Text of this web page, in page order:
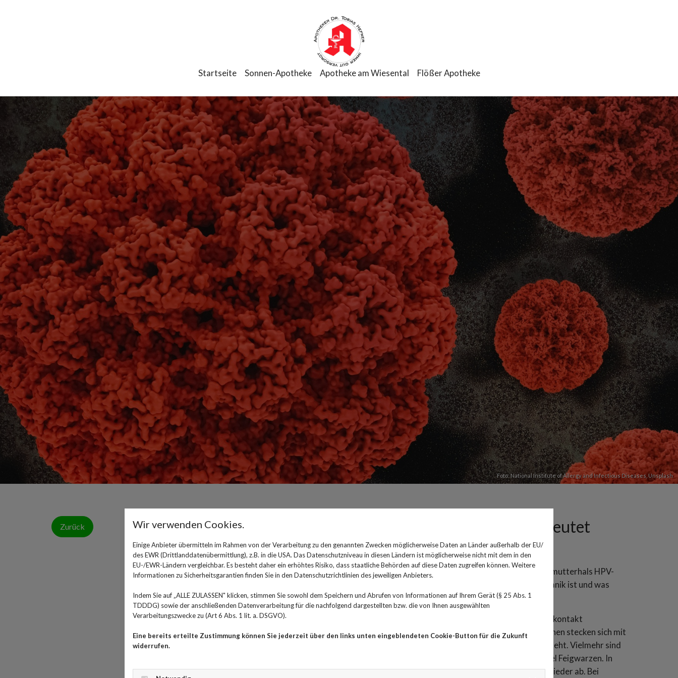
Startseite Sonnen-Apotheke Apotheke am Wiesental Flößer Apotheke
Foto:National Institute of Allergy and Infectious Diseases Unsplash
Zurück Ist es Krebs? Was ein positiver HPV-Test bedeutet
23. Oktober 2024
Bei der Routinekontrolle zur Früherkennung werden beim Pap-Abstrich am Gebärmutterhals HPV-
Viren festgestellt - und nun? Warum ein positiver HPV-Test noch kein Grund zur Panik ist und was
dann weiter passiert.
Die Humanen Papillomviren (HPV) werden durch direkten Haut- oder Schleimhautkontakt
übertragen. Frauen und Männer können sich mit den Viren anstecken. Viele Menschen stecken sich mit
HPV an, was aber nicht unbedingt heißt, dass daraus Gebärmutterhalskrebs entsteht. Vielmehr sind
die Viren für eine Vielzahl verschiedener Warzenarten verantwortlich, zum Beispiel Feigwarzen. In
den meisten Fällen fällt eine Infektion mit HPV gar nicht auf und heilt von alleine wieder ab. Bei
Wir verwenden Cookies.
Einige Anbieter übermitteln im Rahmen von der Verarbeitung zu den genannten Zwecken möglicherweise Daten an Länder außerhalb der EU/
des EWR (Drittlanddatenübermittlung), z.B. in die USA. Das Datenschutzniveau in diesen Ländern ist möglicherweise nicht mit dem in den
EU-/EWR-Ländern vergleichbar. Es besteht daher ein erhöhtes Risiko, dass staatliche Behörden auf diese Daten zugreifen können. Weitere
Informationen zu Sicherheitsgarantien finden Sie in den Datenschutzrichtlinien des jeweiligen Anbieters.
Indem Sie auf „ALLE ZULASSEN" klicken, stimmen Sie sowohl dem Speichern und Abrufen von Informationen auf Ihrem Gerät (§ 25 Abs. 1
TDDDG) sowie der anschließenden Datenverarbeitung für die nachfolgend dargestellten bzw. die von Ihnen ausgewählten
Verarbeitungszwecke zu (Art 6 Abs. 1 lit. a. DSGVO).
Eine bereits erteilte Zustimmung können Sie jederzeit über den links unten eingeblendeten Cookie-Button für die Zukunft
widerrufen.